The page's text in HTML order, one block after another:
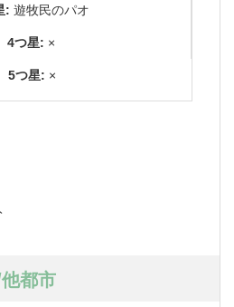
: 遊牧民のパオ
4つ星: ×
5つ星: ×
都市